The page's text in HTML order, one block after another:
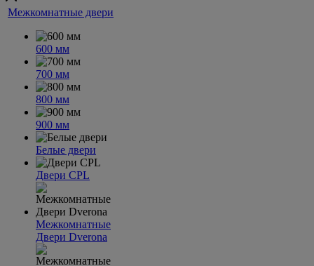
Межкомнатные двери
600 мм
700 мм
800 мм
900 мм
Белые двери
Двери CPL
Межкомнатные
Двери Dverona